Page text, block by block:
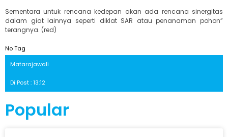
Sementara untuk rencana kedepan akan ada rencana sinergitas
dalam giat lainnya seperti diklat SAR atau penanaman pohon”
terangnya. (red)
No Tag
Matarajawali
Di Post : 13:12
Popular